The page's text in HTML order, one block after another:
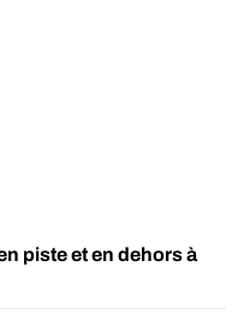
piste et en dehors à